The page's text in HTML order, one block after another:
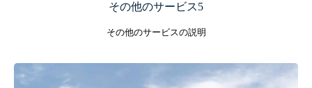
その他のサービス5
その他のサービスの説明